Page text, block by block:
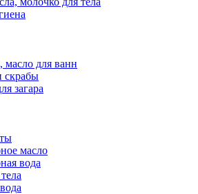
масло для ванн
скрабы
загара
масло
вода